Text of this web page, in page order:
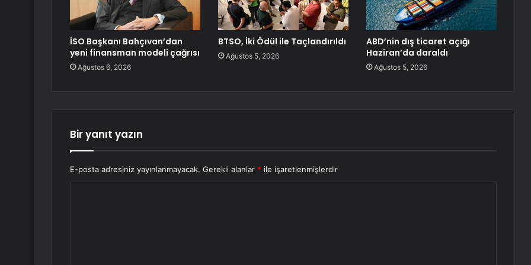
İSO Başkanı Bahçıvan’dan
yeni finansman modeli çağrısı
Ağustos 6, 2026
BTSO, İki Ödül ile Taçlandırıldı
Ağustos 5, 2026
ABD’nin dış ticaret açığı
Haziran’da daraldı
Ağustos 5, 2026
Bir yanıt yazın
E-posta adresiniz yayınlanmayacak. Gerekli alanlar * ile işaretlenmişlerdir